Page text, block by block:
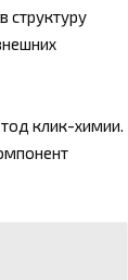
структуру
клик-химии.